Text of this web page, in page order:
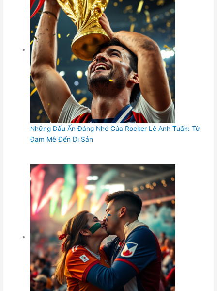
Những Dấu Ấn Đáng Nhớ Của Rocker Lê Anh Tuấn: Từ
Đam Mê Đến Di Sản